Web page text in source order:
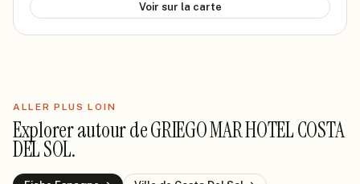
Voir sur la carte
ALLER PLUS LOIN
Explorer autour deGRIEGO MAR HOTEL COSTA
DEL SOL.